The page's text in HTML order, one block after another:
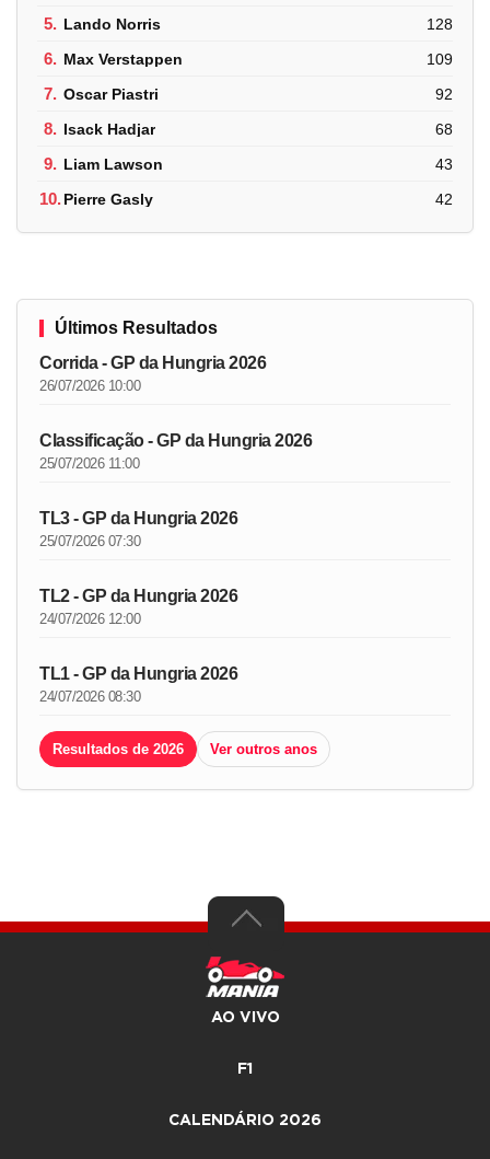
5. Lando Norris 128
6. Max Verstappen 109
7. Oscar Piastri 92
8. Isack Hadjar 68
9. Liam Lawson 43
10.Pierre Gasly 42
Últimos Resultados
Corrida - GP da Hungria 2026
26/07/2026 10:00
Classificação - GP da Hungria 2026
25/07/2026 11:00
TL3 - GP da Hungria 2026
25/07/2026 07:30
TL2 - GP da Hungria 2026
24/07/2026 12:00
TL1 - GP da Hungria 2026
24/07/2026 08:30
Resultados de 2026 Ver outros anos
AO VIVO
F1
CALENDÁRIO 2026